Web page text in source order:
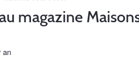
magazine
an